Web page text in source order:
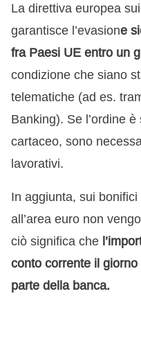
La direttiva europea
garantisce l’evasione
fra Paesi UE entro un
condizione che siano
telematiche (ad es.
Banking). Se l’ordine
cartaceo, sono
lavorativi.
In aggiunta, sui
all’area euro non
ciò significa che
conto corrente il
parte della banca.